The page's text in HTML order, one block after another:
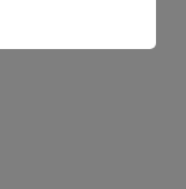
findest du